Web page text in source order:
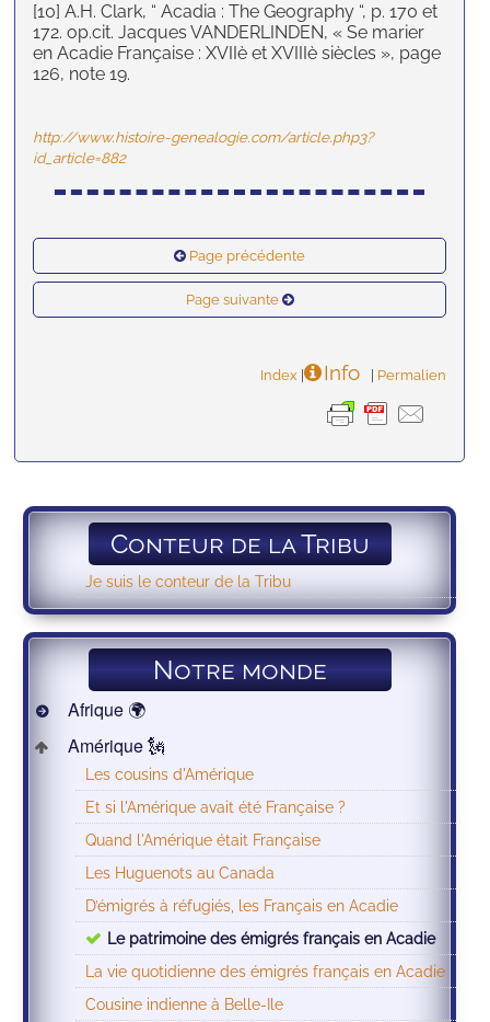
[10] A.H. Clark, “ Acadia : The Geography “, p. 170 et
172. op.cit. Jacques VANDERLINDEN, « Se marier
en Acadie Française : XVIIè et XVIIIè siècles », page
126, note 19.
http://www.histoire-genealogie.com/article.php3?
id_article=882
Page précédente
Page suivante
Index | Info | Permalien
Conteur de la Tribu
Je suis le conteur de la Tribu
Notre monde
Afrique 🌍
Amérique 🗽
Les cousins d'Amérique
Et si l'Amérique avait été Française ?
Quand l'Amérique était Française
Les Huguenots au Canada
D’émigrés à réfugiés, les Français en Acadie
Le patrimoine des émigrés français en Acadie
La vie quotidienne des émigrés français en Acadie
Cousine indienne à Belle-Ile